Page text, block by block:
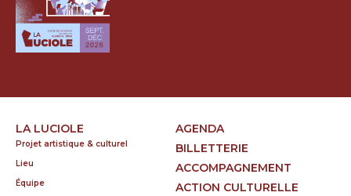
LA LUCIOLE
Projet artistique & culturel
Lieu
Équipe
AGENDA
BILLETTERIE
ACCOMPAGNEMENT
ACTION CULTURELLE